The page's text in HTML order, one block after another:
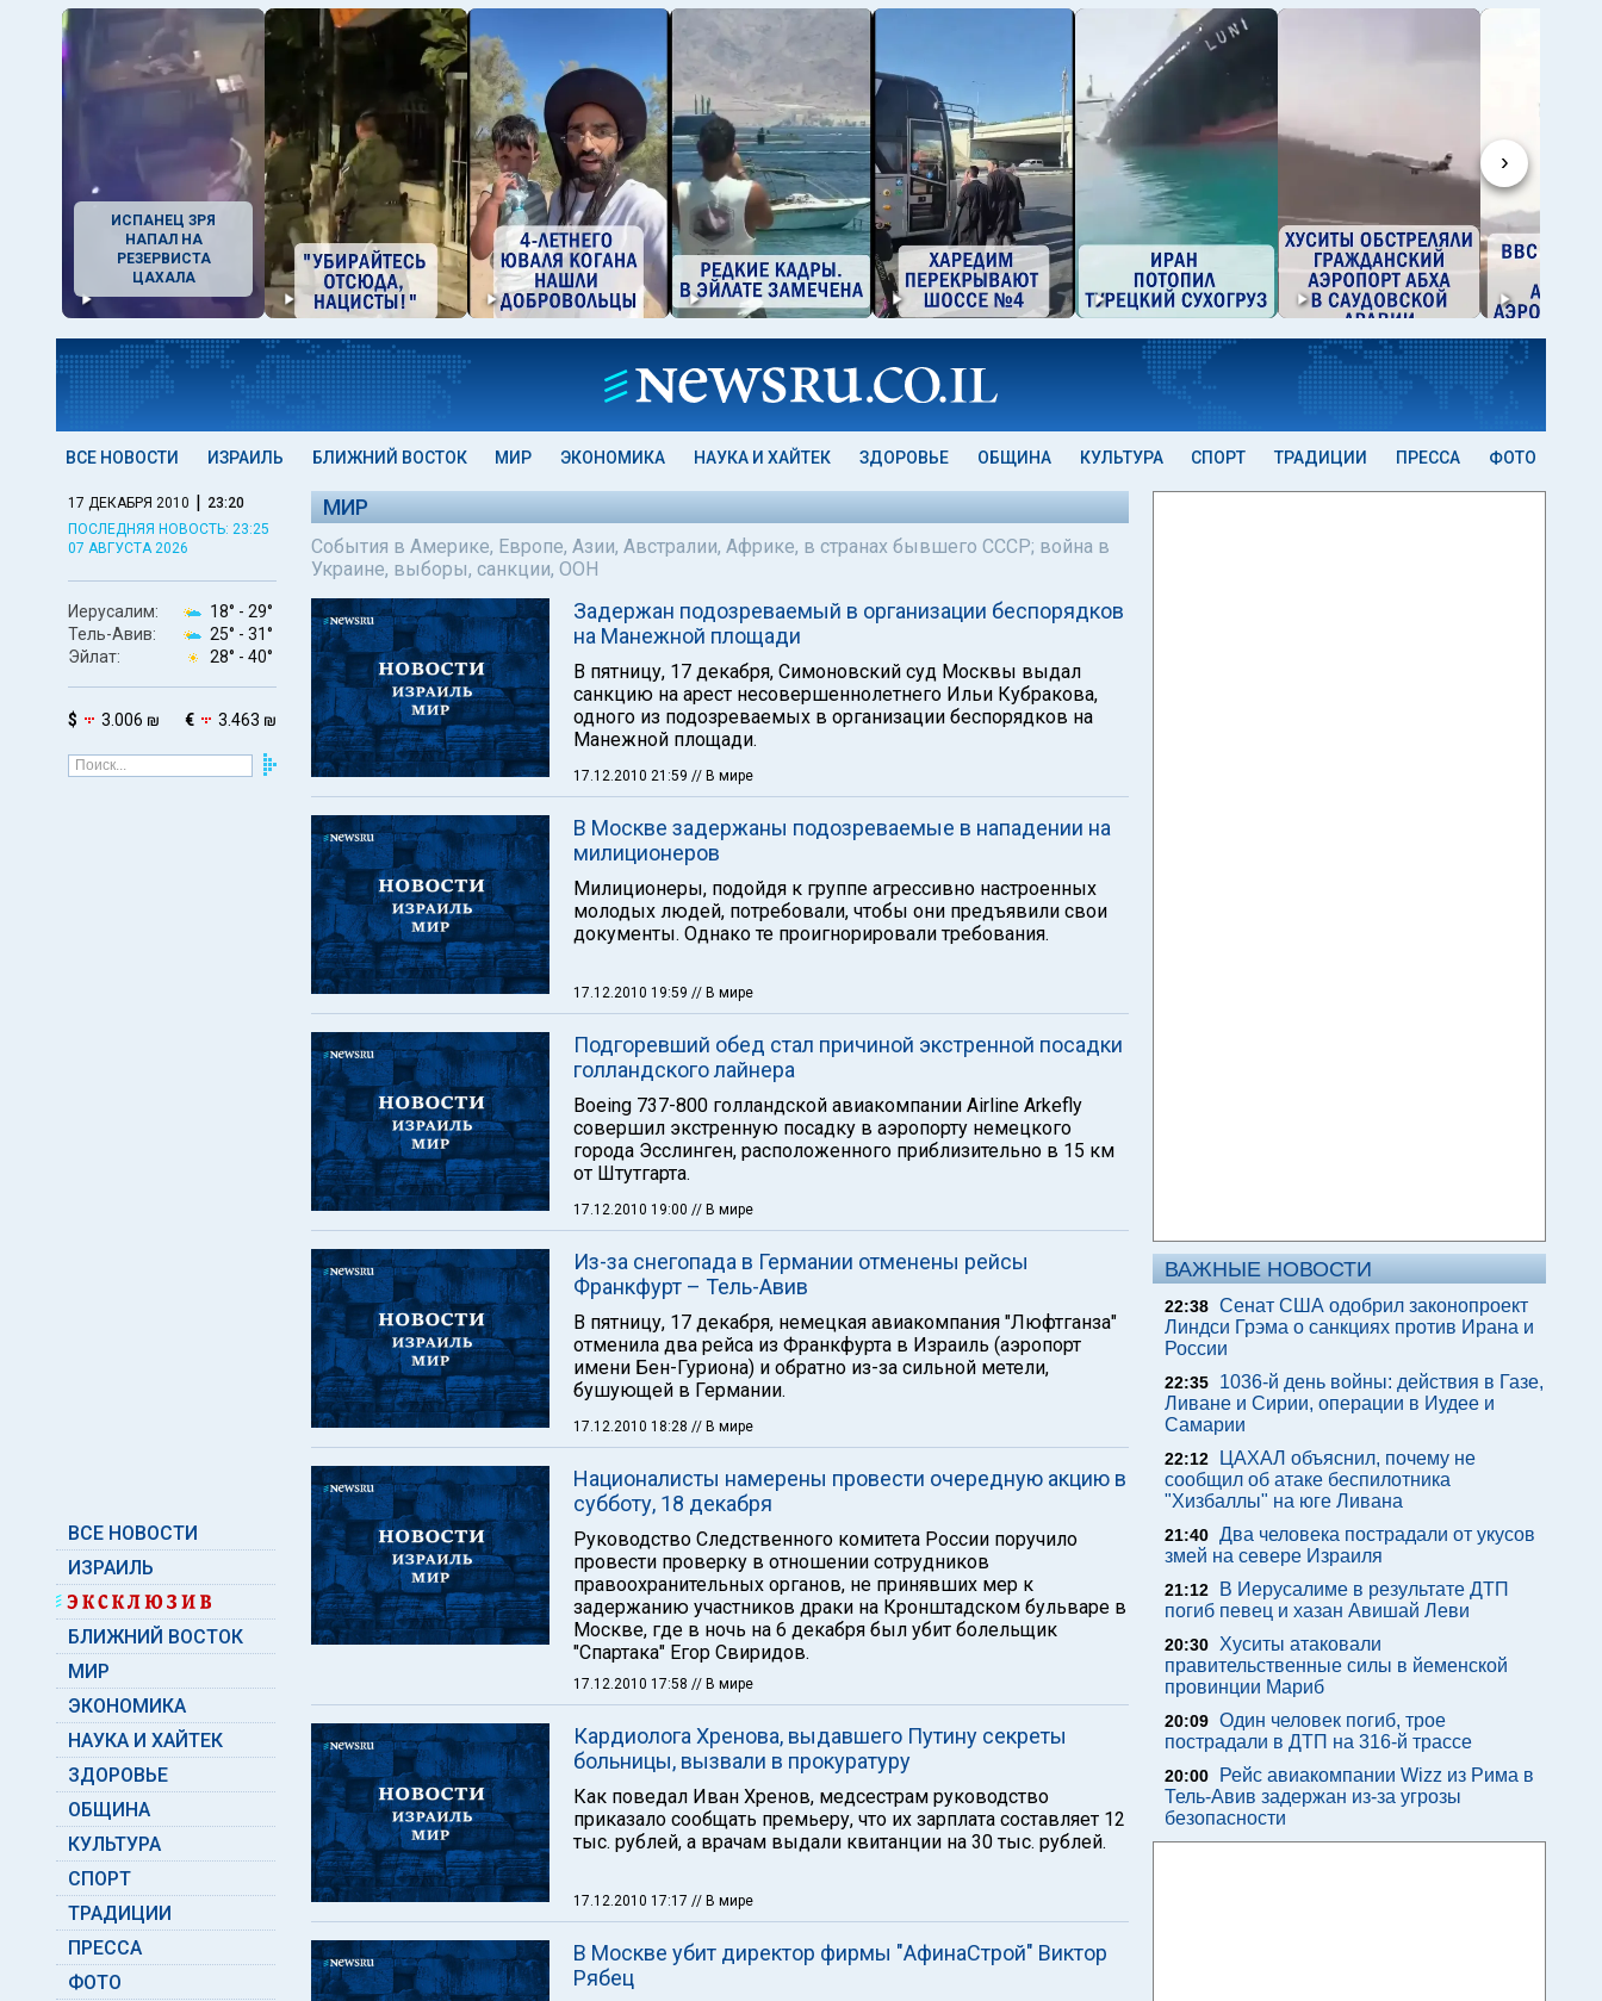
›
ИСПАНЕЦ ЗРЯ
НАПАЛ НА
РЕЗЕРВИСТА
ЦАХАЛА
ВСЕ НОВОСТИ ИЗРАИЛЬ БЛИЖНИЙ ВОСТОК МИР ЭКОНОМИКА НАУКА И ХАЙТЕК ЗДОРОВЬЕ ОБЩИНА КУЛЬТУРА СПОРТ ТРАДИЦИИ ПРЕССА ФОТО
17 ДЕКАБРЯ 2010 | 23:20
ПОСЛЕДНЯЯ НОВОСТЬ: 23:25
07 АВГУСТА 2026
Иерусалим: 18° - 29°
Тель-Авив:
25° - 31°
Эйлат:
28° - 40°
$ 3.006 ₪ € 3.463 ₪
ВСЕ НОВОСТИ
ИЗРАИЛЬ
БЛИЖНИЙ ВОСТОК
МИР
ЭКОНОМИКА
НАУКА И ХАЙТЕК
ЗДОРОВЬЕ
ОБЩИНА
КУЛЬТУРА
СПОРТ
ТРАДИЦИИ
ПРЕССА
ФОТО
МИР
События в Америке, Европе, Азии, Австралии, Африке, в странах бывшего СССР; война в
Украине, выборы, санкции, ООН
Задержан подозреваемый в организации беспорядков
на Манежной площади
В пятницу, 17 декабря, Симоновский суд Москвы выдал
санкцию на арест несовершеннолетнего Ильи Кубракова,
одного из подозреваемых в организации беспорядков на
Манежной площади.
17.12.2010 21:59 // В мире
В Москве задержаны подозреваемые в нападении на
милиционеров
Милиционеры, подойдя к группе агрессивно настроенных
молодых людей, потребовали, чтобы они предъявили свои
документы. Однако те проигнорировали требования.
17.12.2010 19:59 // В мире
Подгоревший обед стал причиной экстренной посадки
голландского лайнера
Boeing 737-800 голландской авиакомпании Airline Arkefly
совершил экстренную посадку в аэропорту немецкого
города Эсслинген, расположенного приблизительно в 15 км
от Штутгарта.
17.12.2010 19:00 // В мире
Из-за снегопада в Германии отменены рейсы
Франкфурт – Тель-Авив
В пятницу, 17 декабря, немецкая авиакомпания "Люфтганза"
отменила два рейса из Франкфурта в Израиль (аэропорт
имени Бен-Гуриона) и обратно из-за сильной метели,
бушующей в Германии.
17.12.2010 18:28 // В мире
Националисты намерены провести очередную акцию в
субботу, 18 декабря
Руководство Следственного комитета России поручило
провести проверку в отношении сотрудников
правоохранительных органов, не принявших мер к
задержанию участников драки на Кронштадском бульваре в
Москве, где в ночь на 6 декабря был убит болельщик
"Спартака" Егор Свиридов.
17.12.2010 17:58 // В мире
Кардиолога Хренова, выдавшего Путину секреты
больницы, вызвали в прокуратуру
Как поведал Иван Хренов, медсестрам руководство
приказало сообщать премьеру, что их зарплата составляет 12
тыс. рублей, а врачам выдали квитанции на 30 тыс. рублей.
17.12.2010 17:17 // В мире
В Москве убит директор фирмы "АфинаСтрой" Виктор
Рябец
ВАЖНЫЕ НОВОСТИ
22:38 Сенат США одобрил законопроект
Линдси Грэма о санкциях против Ирана и
России
22:35
1036-й день войны: действия в Газе,
Ливане и Сирии, операции в Иудее и
Самарии
22:12
ЦАХАЛ объяснил, почему не
сообщил об атаке беспилотника
"Хизбаллы" на юге Ливана
21:40 Два человека пострадали от укусов
змей на севере Израиля
21:12
В Иерусалиме в результате ДТП
погиб певец и хазан Авишай Леви
20:30
Хуситы атаковали
правительственные силы в йеменской
провинции Мариб
20:09 Один человек погиб, трое
пострадали в ДТП на 316-й трассе
20:00
Рейс авиакомпании Wizz из Рима в
Тель-Авив задержан из-за угрозы
безопасности